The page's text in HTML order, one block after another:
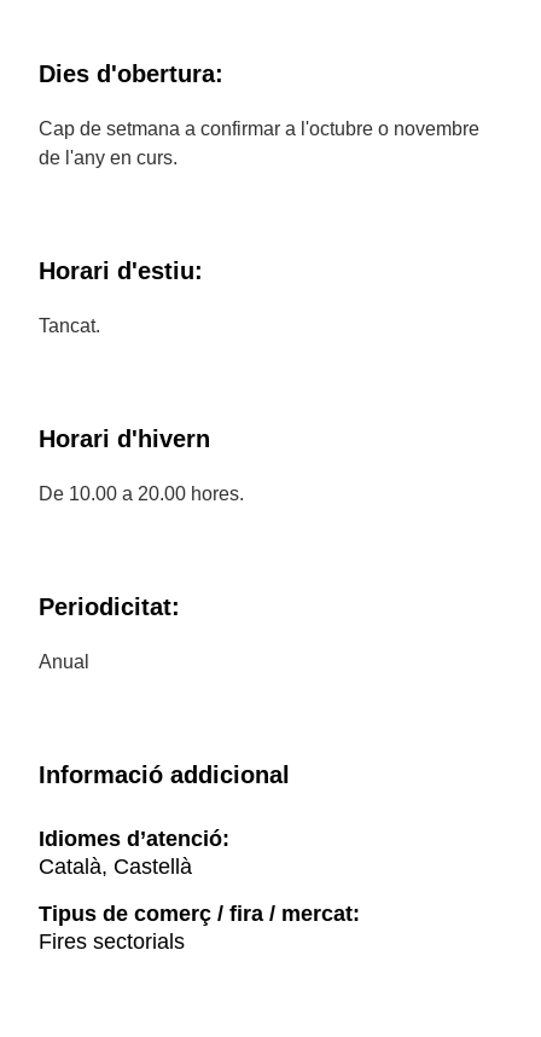
Dies d'obertura:
Cap de setmana a confirmar a l'octubre o novembre
de l'any en curs.
Horari d'estiu:
Tancat.
Horari d'hivern
De 10.00 a 20.00 hores.
Periodicitat:
Anual
Informació addicional
Idiomes d’atenció:
Català, Castellà
Tipus de comerç / fira / mercat:
Fires sectorials